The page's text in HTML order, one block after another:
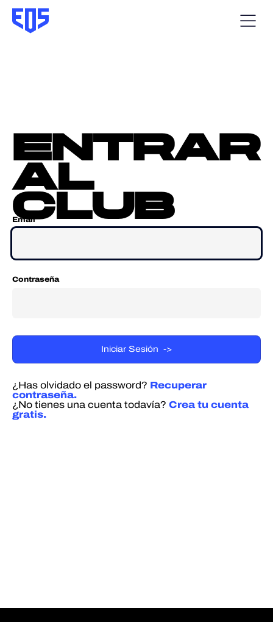
entrar
al
club
Email
Contraseña
¿Has olvidado el password? Recuperar
contraseña.
¿No tienes una cuenta todavía? Crea tu cuenta
gratis.